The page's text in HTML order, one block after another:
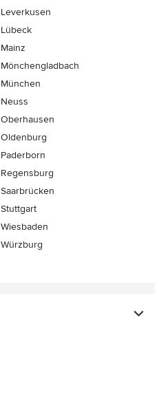
Leverkusen
Lübeck
Mainz
Mönchen­gladbach
München
Neuss
Oberhausen
Oldenburg
Paderborn
Regensburg
Saarbrücken
Stuttgart
Wiesbaden
Würzburg